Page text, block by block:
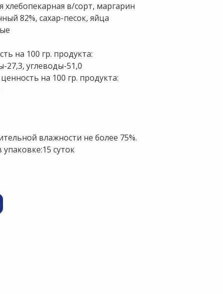
в/сорт, маргарин
82%, сахар-песок, яйца
на 100 гр. продукта:
27,3, углеводы-51,0
на 100 гр. продукта:
влажности не более 75%.
суток